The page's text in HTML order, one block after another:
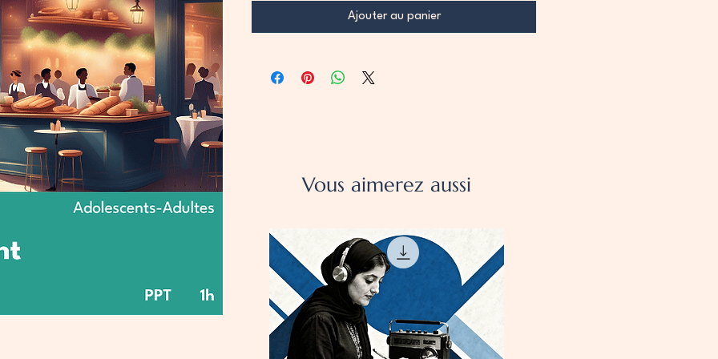
Ajouter au panier
Vous aimerez aussi